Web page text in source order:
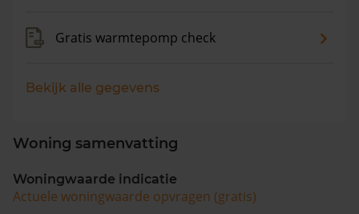
Gratis warmtepomp check
Bekijk alle gegevens
Woning samenvatting
Woningwaarde indicatie
Actuele woningwaarde opvragen (gratis)